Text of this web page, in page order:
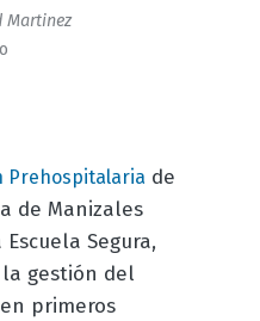
Martinez
Prehospitalariade
de Manizales
Escuela Segura,
gestión del
primeros